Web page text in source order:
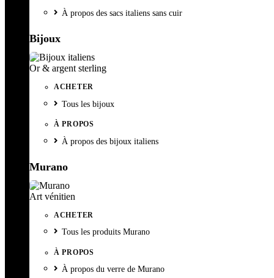
À propos des sacs italiens sans cuir
Bijoux
Or & argent sterling
ACHETER
Tous les bijoux
À PROPOS
À propos des bijoux italiens
Murano
Art vénitien
ACHETER
Tous les produits Murano
À PROPOS
À propos du verre de Murano